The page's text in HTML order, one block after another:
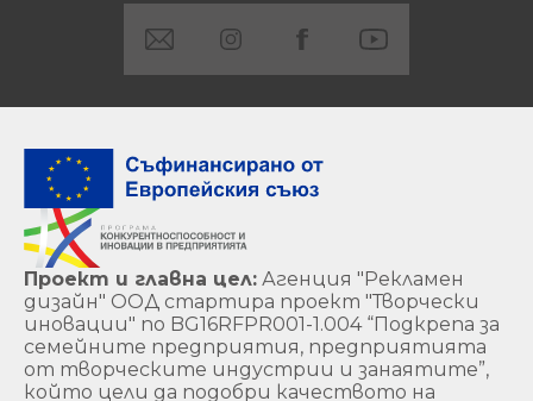
Проект и главна цел: Агенция "Рекламен
дизайн" ООД стартира проект "Творчески
иновации" по BG16RFPR001-1.004 “Подкрепа за
семейните предприятия, предприятията
от творческите индустрии и занаятите”,
който цели да подобри качеството на